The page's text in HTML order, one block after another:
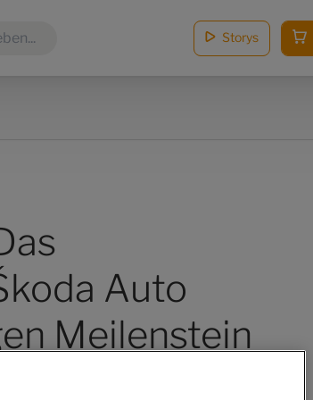
Storys
Auto
Meilenstein